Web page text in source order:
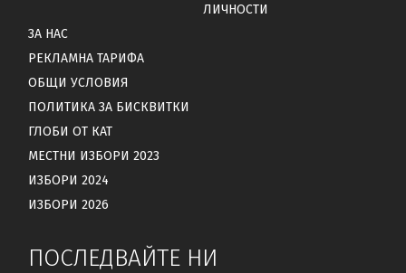
ЛИЧНОСТИ
ЗА НАС
РЕКЛАМНА ТАРИФА
ОБЩИ УСЛОВИЯ
ПОЛИТИКА ЗА БИСКВИТКИ
ГЛОБИ ОТ КАТ
МЕСТНИ ИЗБОРИ 2023
ИЗБОРИ 2024
ИЗБОРИ 2026
ПОСЛЕДВАЙТЕ НИ